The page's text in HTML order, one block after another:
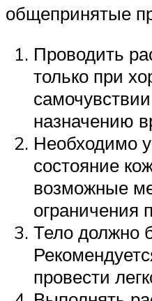
общепринятые
Проводить
только при
назначению
Необходимо
состояние
возможные
ограничения
Тело должно
провести